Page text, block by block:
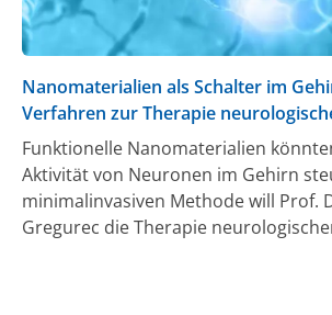
Nanomaterialien als Schalter im
Verfahren zur Therapie
Funktionelle Nanomaterialien
Aktivität von Neuronen im Gehirn
minimalinvasiven Methode will Prof.
Gregurec die Therapie
Alzheimer revolutionieren. Die